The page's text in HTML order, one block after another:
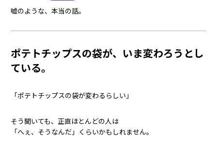
嘘のような、本当の話。
ポテトチップスの袋が、いま変わろうとし
ている。
「ポテトチップスの袋が変わるらしい」
そう聞いても、正直ほとんどの人は
「へぇ、そうなんだ」くらいかもしれません。